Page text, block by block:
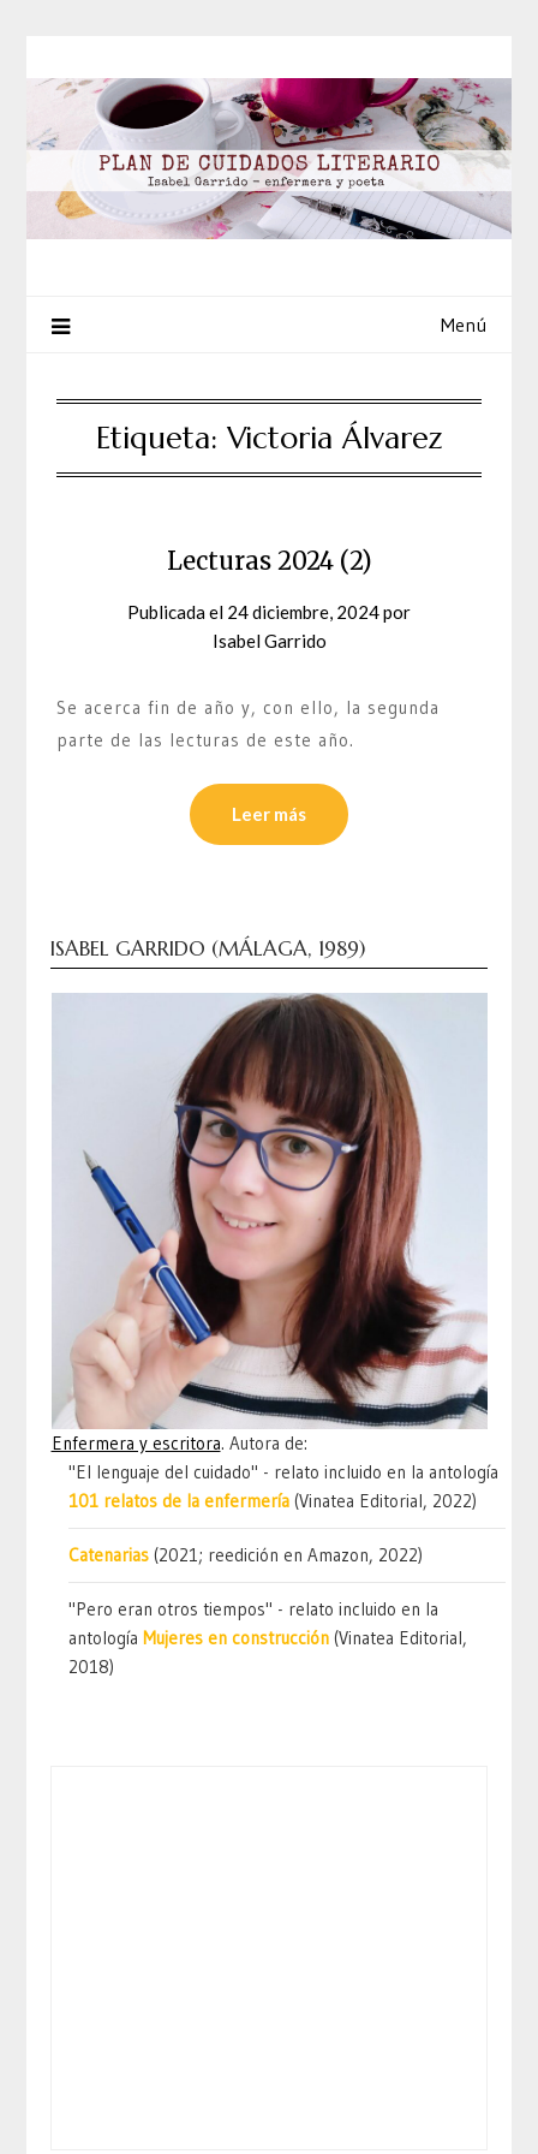
contenido
Menú
Etiqueta: Victoria Álvarez
Lecturas 2024 (2)
Publicada el 24 diciembre, 2024por
Isabel Garrido
Se acerca fin de año y, con ello, la segunda
parte de las lecturas de este año.
Leer más
ISABEL GARRIDO (MÁLAGA, 1989)
Enfermera y escritora. Autora de:
"El lenguaje del cuidado" - relato incluido en la antología
101 relatos de la enfermería (Vinatea Editorial, 2022)
Catenarias (2021; reedición en Amazon, 2022)
"Pero eran otros tiempos" - relato incluido en la
antologíaMujeres en construcción (Vinatea Editorial,
2018)